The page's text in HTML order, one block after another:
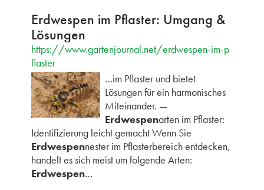
Erdwespen im Pflaster: Umgang &
Lösungen
https://www.gartenjournal.net/erdwespen-im-p
flaster
…im Pflaster und bietet
Lösungen für ein harmonisches
Miteinander. —
Erdwespenarten im Pflaster:
Identifizierung leicht gemacht Wenn Sie
Erdwespennester im Pflasterbereich entdecken,
handelt es sich meist um folgende Arten:
Erdwespen…